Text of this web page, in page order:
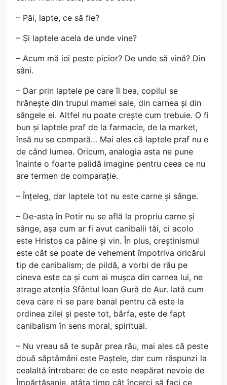
– Păi, lapte, ce să fie?
– Și laptele acela de unde vine?
– Acum mă iei peste picior? De unde să vină? Din
sâni.
– Dar prin laptele pe care îl bea, copilul se
hrănește din trupul mamei sale, din carnea și din
sângele ei. Altfel nu poate crește cum trebuie. O fi
bun și laptele praf de la farmacie, de la market,
însă nu se compară… Mai ales că laptele praf nu e
de când lumea. Oricum, analogia asta ne pune
înainte o foarte palidă imagine pentru ceea ce nu
are termen de comparație.
– Înțeleg, dar laptele tot nu este carne și sânge.
– De-asta în Potir nu se află la propriu carne și
sânge, așa cum ar fi avut canibalii tăi, ci acolo
este Hristos ca pâine și vin. În plus, creștinismul
este cât se poate de vehement împotriva oricărui
tip de canibalism; de pildă, a vorbi de rău pe
cineva este ca și cum ai mușca din carnea lui, ne
atrage atenția Sfântul Ioan Gură de Aur. Iată cum
ceva care ni se pare banal pentru că este la
ordinea zilei și peste tot, bârfa, este de fapt
canibalism în sens moral, spiritual.
– Nu vreau să te supăr prea rău, mai ales că peste
două săptămâni este Paștele, dar cum răspunzi la
cealaltă întrebare: de ce este neapărat nevoie de
Împărtășanie, atâta timp cât încerci să faci ce